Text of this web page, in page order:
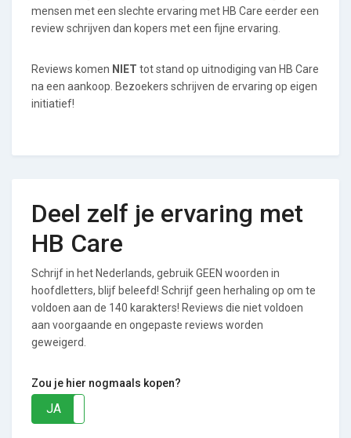
mensen met een slechte ervaring met HB Care eerder een
review schrijven dan kopers met een fijne ervaring.
Reviews komen NIET tot stand op uitnodiging van HB Care
na een aankoop. Bezoekers schrijven de ervaring op eigen
initiatief!
Deel zelf je ervaring met
HB Care
Schrijf in het Nederlands, gebruik GEEN woorden in
hoofdletters, blijf beleefd! Schrijf geen herhaling op om te
voldoen aan de 140 karakters! Reviews die niet voldoen
aan voorgaande en ongepaste reviews worden
geweigerd.
Zou je hier nogmaals kopen?
JA